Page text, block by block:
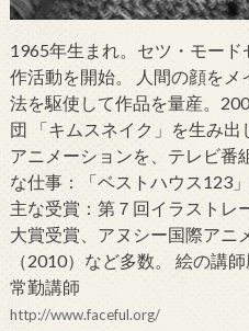
1965年生まれ。セツ・モー
作活動を開始。 人間の顔を
法を駆使して作品を量産。
団 「キムスネイク」を生み
アニメーションを、テレビ番
な仕事：「ベストハウス123
主な受賞：第７回イラストレ
大賞受賞、アヌシー国際アニ
（2010）など多数。 絵の講
常勤講師
http://www.faceful.org/